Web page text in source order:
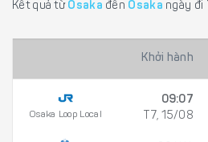
Kết quả từ Osaka đến Osaka ngày đi
Khởi hành
Osaka Loop Local
09:07
T7, 15/08